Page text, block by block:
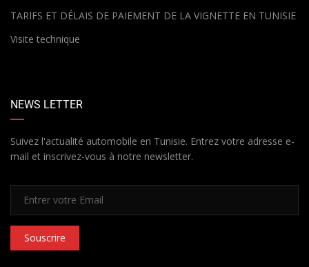
TARIFS ET DÉLAIS DE PAIEMENT DE LA VIGNETTE EN TUNISIE
Visite technique
NEWS LETTER
Suivez l'actualité automobile en Tunisie. Entrez votre adresse e-
mail et inscrivez-vous à notre newsletter.
Souscrire